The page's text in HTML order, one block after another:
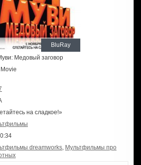
BluRay
Медовый заговор
на сладкое!»
dreamworks, Мультфильмы про